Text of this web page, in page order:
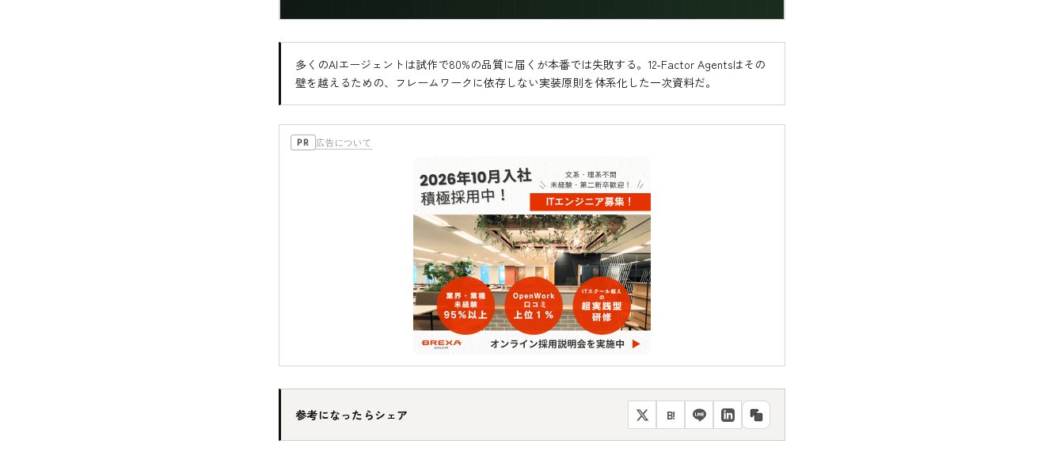
多くのAIエージェントは試作で80%の品質に届くが本番では失敗する。12-Factor Agentsはその
壁を越えるための、フレームワークに依存しない実装原則を体系化した一次資料だ。
PR 広告について
参考になったらシェア B!